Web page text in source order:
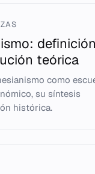
teórica
como
su síntesis
histórica.